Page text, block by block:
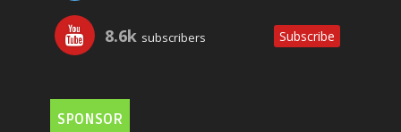
8.6k subscribers Subscribe
SPONSOR